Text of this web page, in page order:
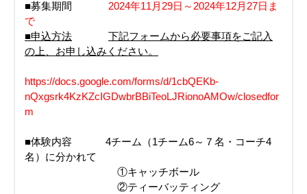
■募集期間 2024年11月29日～2024年12月27日ま
で
■申込方法
下記フォームから必要事項をご記入
の上、お申し込みください。
https://docs.google.com/forms/d/1cbQEKb-
nQxgsrk4KzKZcIGDwbrBBiTeoLJRionoAMOw/closedfor
m
■体験内容 4チーム（1チーム6～７名・コーチ4
名）に分かれて
①キャッチボール
②ティーバッティング